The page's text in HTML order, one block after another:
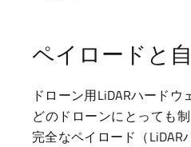
ペイロードと
ドローン用LiDARハードウ
どのドローンにとっても
完全なペイロード（LiDAR